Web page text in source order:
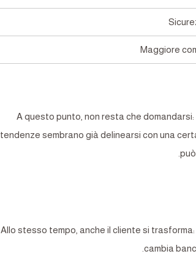
Maggiore
A questo punto, non resta che
tendenze sembrano già delinearsi con una
Allo stesso tempo, anche il cliente si
cambia